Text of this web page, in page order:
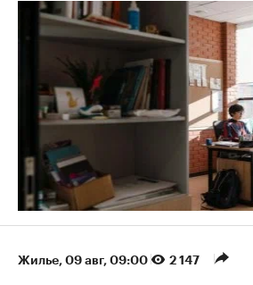
Жилье⁠, 09 авг, 09:00 2 147